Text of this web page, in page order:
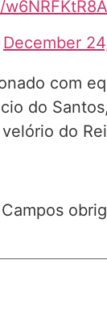
December
com
do
do
Campos